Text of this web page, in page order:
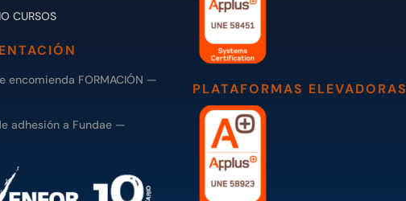
CURSOS
encomienda FORMACIÓN —
adhesión a Fundae —
PLATAFORMAS ELEVADORAS